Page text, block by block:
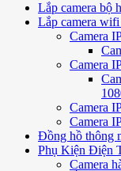
Lắp camera bộ
Lắp camera
Camera
Camera
Camera
Camera
Đồng hồ thông
Phụ Kiện Điện
Camera